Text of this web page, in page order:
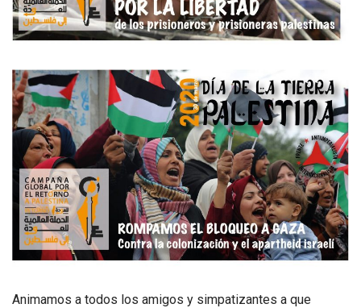
Animamos a todos los amigos y simpatizantes a que